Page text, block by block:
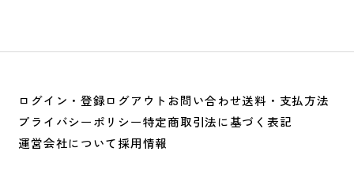
ログイン・登録ログアウト お問い合わせ送料・支払方法
プライバシーポリシー特定商取引法に基づく表記
運営会社について採用情報